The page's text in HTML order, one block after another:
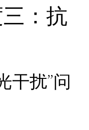
：抗
干扰”问